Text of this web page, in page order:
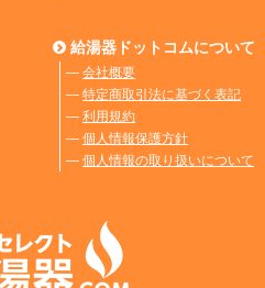
給湯器ドットコムについて
― 会社概要
― 特定商取引法に基づく表記
― 利用規約
― 個人情報保護方針
― 個人情報の取り扱いについて